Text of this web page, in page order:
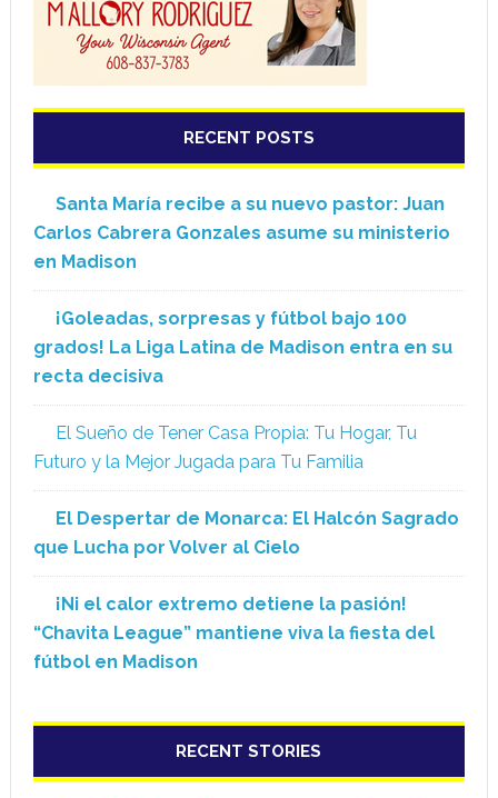
RECENT POSTS
Santa María recibe a su nuevo pastor: Juan
Carlos Cabrera Gonzales asume su ministerio
en Madison
¡Goleadas, sorpresas y fútbol bajo 100
grados! La Liga Latina de Madison entra en su
recta decisiva
El Sueño de Tener Casa Propia: Tu Hogar, Tu
Futuro y la Mejor Jugada para Tu Familia
El Despertar de Monarca: El Halcón Sagrado
que Lucha por Volver al Cielo
¡Ni el calor extremo detiene la pasión!
“Chavita League” mantiene viva la fiesta del
fútbol en Madison
RECENT STORIES